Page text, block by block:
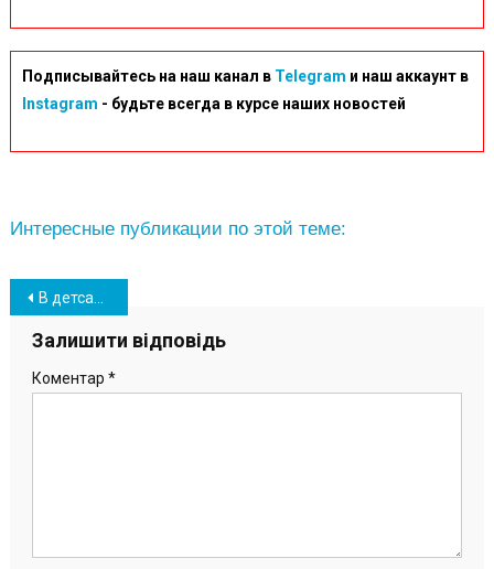
Подписывайтесь на наш канал в Telegram и наш аккаунт в
Instagram - будьте всегда в курсе наших новостей
Интересные публикации по этой теме:
Навігація
записів
В детсадах Южного началась неделя Малых Олимпийских игр (фото)
Залишити відповідь
Коментар *